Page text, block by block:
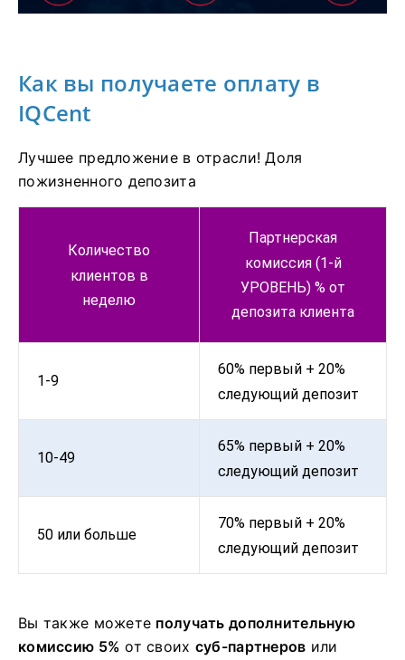
Как вы получаете оплату в
IQCent
Лучшее предложение в отрасли!Доля
пожизненного депозита
Количество
клиентов в
неделю
Партнерская
комиссия (1-й
УРОВЕНЬ) % от
депозита клиента
1-9
60% первый + 20%
следующий депозит
10-49
65% первый + 20%
следующий депозит
50 или больше
70% первый + 20%
следующий депозит
Вы также можете получать дополнительную
комиссию 5% от своих суб-партнеров или